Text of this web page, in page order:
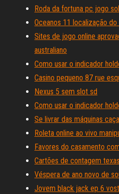
Roda da fortuna pc jogo
Oceanos 11 localização do
Sites de jogo online
australiano
Como usar o indicador
Casino pequeno 87 rue
Nexus 5 sem slot sd
Como usar o indicador
Se livrar das máquinas
Roleta online ao vivo
Favores do casamento
Cartões de contagem
Véspera de ano novo de
Jovem black jack ep 6